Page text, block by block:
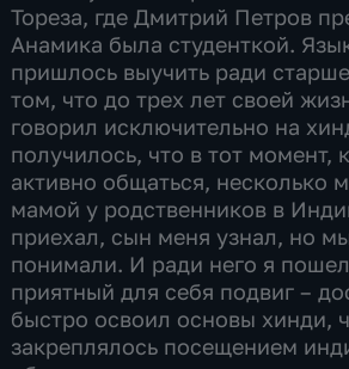
Тореза, где Дмитрий Петров
Анамика была студенткой.
пришлось выучить ради
том, что до трех лет своей
говорил исключительно на
получилось, что в тот момент,
активно общаться, несколько
мамой у родственников в
приехал, сын меня узнал, но
понимали. И ради него я
приятный для себя подвиг –
быстро освоил основы хинди,
закреплялось посещением